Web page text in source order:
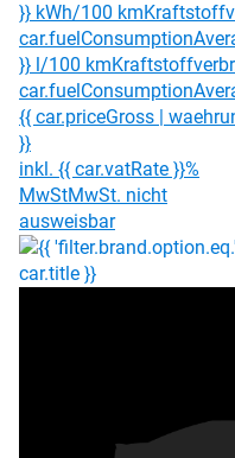
}} kWh/100 km
}} l/100 km
{{ car.priceGross |
}}
inkl. {{ car.vatRate }}%
MwStMwSt. nicht
ausweisbar